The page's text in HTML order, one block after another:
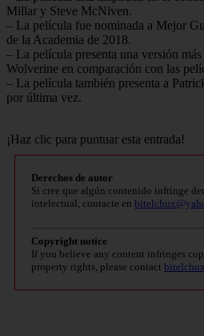
Millar y Steve McNiven.
– La película fue nominada a Mejor
de la Academia de 2018.
– La película presenta una versión
Wolverine en comparación con las
– La película también presenta a
por última vez.
¡Haz clic para puntuar esta entrada!
Derechos de autor
Si cree que algún contenido infringe
intelectual, contacte en
Copyright notice
If you believe any content infringes
property rights, please contact